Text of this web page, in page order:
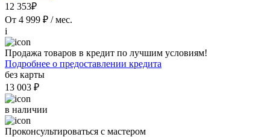
12 353₽
От 4 999 ₽ / мес.
i
Продажа товаров в кредит по лучшим условиям!
Подробнее о предоставлении кредита
без карты
13 003 ₽
в наличии
Проконсультироваться с мастером